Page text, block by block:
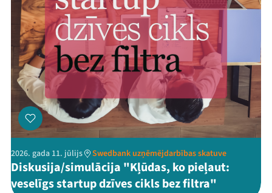
2026. gada 11. jūlijs Swedbank uzņēmējdarbības skatuve
Diskusija/simulācija "Kļūdas, ko pieļaut:
veselīgs startup dzīves cikls bez filtra"